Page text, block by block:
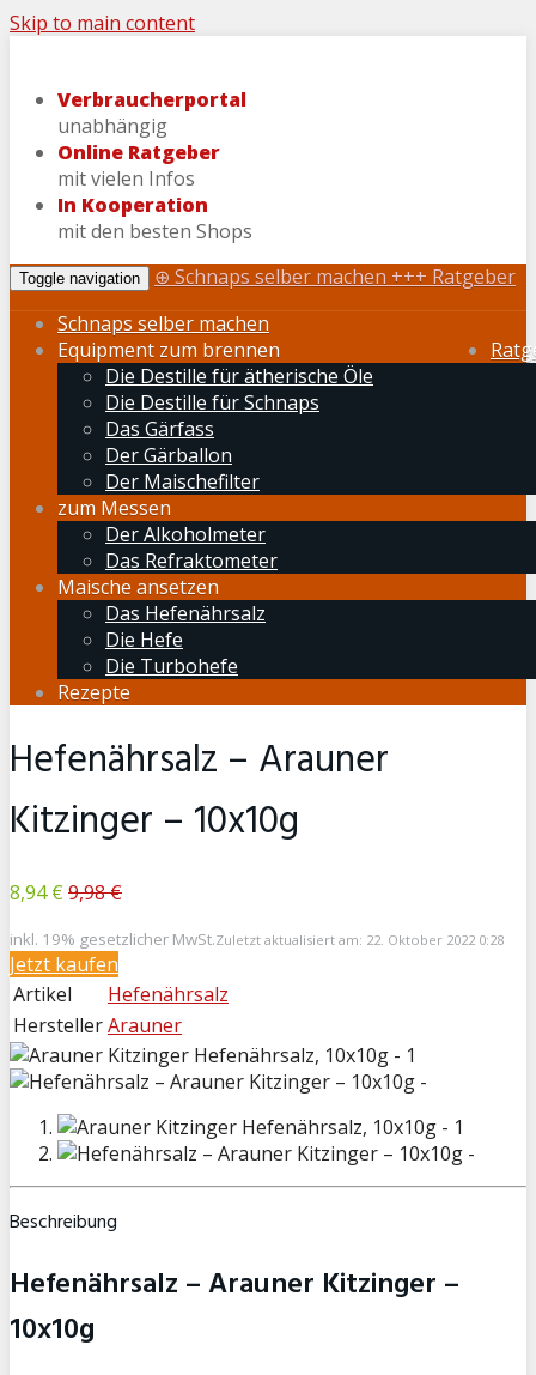
Skip to main content
Verbraucherportal
unabhängig
Online Ratgeber
mit vielen Infos
In Kooperation
mit den besten Shops
Toggle navigation
⊕ Schnaps selber machen +++ Ratgeber
Schnaps selber machen
Equipment zum brennen
Die Destille für ätherische Öle
Die Destille für Schnaps
Das Gärfass
Der Gärballon
Der Maischefilter
zum Messen
Der Alkoholmeter
Das Refraktometer
Maische ansetzen
Das Hefenährsalz
Die Hefe
Die Turbohefe
Rezepte
Hefenährsalz – Arauner
Kitzinger – 10x10g
8,94 € 9,98 €
inkl. 19% gesetzlicher MwSt.Zuletzt aktualisiert am: 22. Oktober 2022 0:28
Jetzt kaufen
Artikel
Hefenährsalz
HerstellerArauner
Beschreibung
Hefenährsalz – Arauner Kitzinger –
10x10g